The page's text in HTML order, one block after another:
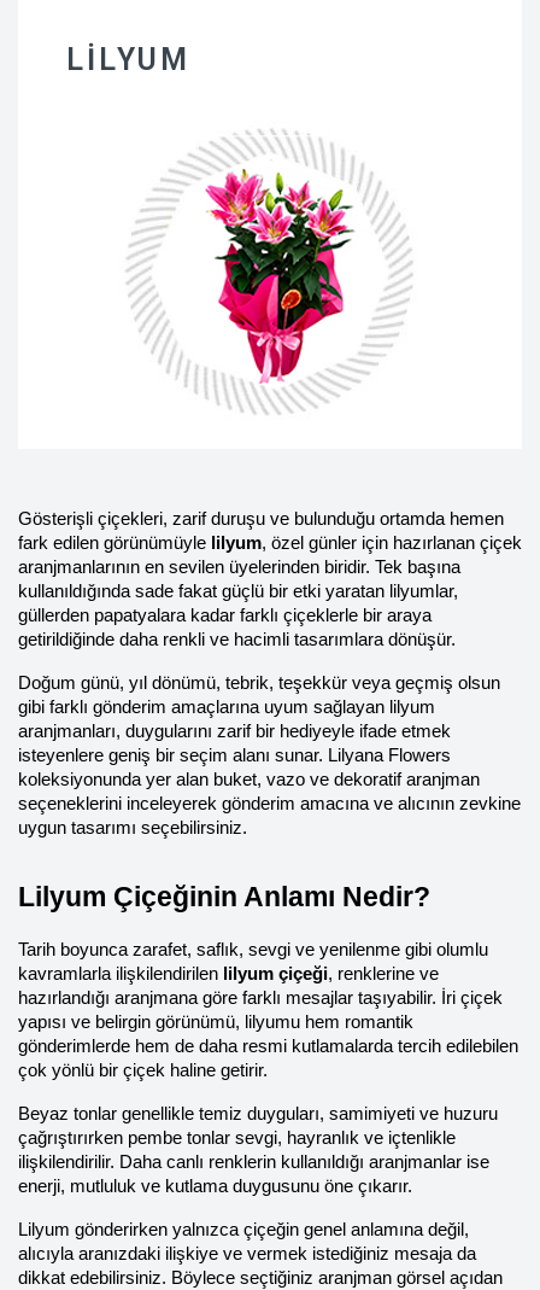
LILYUM
Gösterişli çiçekleri, zarif duruşu ve bulunduğu ortamda hemen
fark edilen görünümüyle lilyum, özel günler için hazırlanan çiçek
aranjmanlarının en sevilen üyelerinden biridir. Tek başına
kullanıldığında sade fakat güçlü bir etki yaratan lilyumlar,
güllerden papatyalara kadar farklı çiçeklerle bir araya
getirildiğinde daha renkli ve hacimli tasarımlara dönüşür.
Doğum günü, yıl dönümü, tebrik, teşekkür veya geçmiş olsun
gibi farklı gönderim amaçlarına uyum sağlayan lilyum
aranjmanları, duygularını zarif bir hediyeyle ifade etmek
isteyenlere geniş bir seçim alanı sunar. Lilyana Flowers
koleksiyonunda yer alan buket, vazo ve dekoratif aranjman
seçeneklerini inceleyerek gönderim amacına ve alıcının zevkine
uygun tasarımı seçebilirsiniz.
Lilyum Çiçeğinin Anlamı Nedir?
Tarih boyunca zarafet, saflık, sevgi ve yenilenme gibi olumlu
kavramlarla ilişkilendirilen lilyum çiçeği, renklerine ve
hazırlandığı aranjmana göre farklı mesajlar taşıyabilir. İri çiçek
yapısı ve belirgin görünümü, lilyumu hem romantik
gönderimlerde hem de daha resmi kutlamalarda tercih edilebilen
çok yönlü bir çiçek haline getirir.
Beyaz tonlar genellikle temiz duyguları, samimiyeti ve huzuru
çağrıştırırken pembe tonlar sevgi, hayranlık ve içtenlikle
ilişkilendirilir. Daha canlı renklerin kullanıldığı aranjmanlar ise
enerji, mutluluk ve kutlama duygusunu öne çıkarır.
Lilyum gönderirken yalnızca çiçeğin genel anlamına değil,
alıcıyla aranızdaki ilişkiye ve vermek istediğiniz mesaja da
dikkat edebilirsiniz. Böylece seçtiğiniz aranjman görsel açıdan